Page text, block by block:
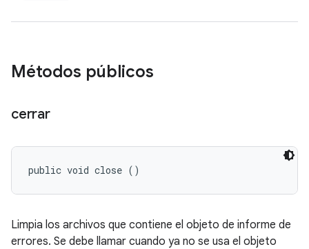
Métodos públicos
cerrar
public void close ()
Limpia los archivos que contiene el objeto de informe de
errores. Se debe llamar cuando ya no se usa el objeto